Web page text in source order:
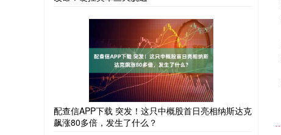
配查信APP下载 突发！这只中概股首日亮相纳斯达克
飙涨80多倍，发生了什么？